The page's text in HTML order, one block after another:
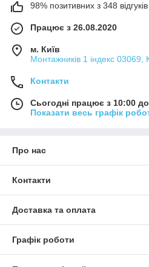
98% позитивних з 348 відгуків
Працює з 26.08.2020
м. Київ
Монтажників 1 індекс 03069,
Контакти
Сьогодні працює з 10:00
Показати весь графік
Про нас
Контакти
Доставка та оплата
Графік роботи